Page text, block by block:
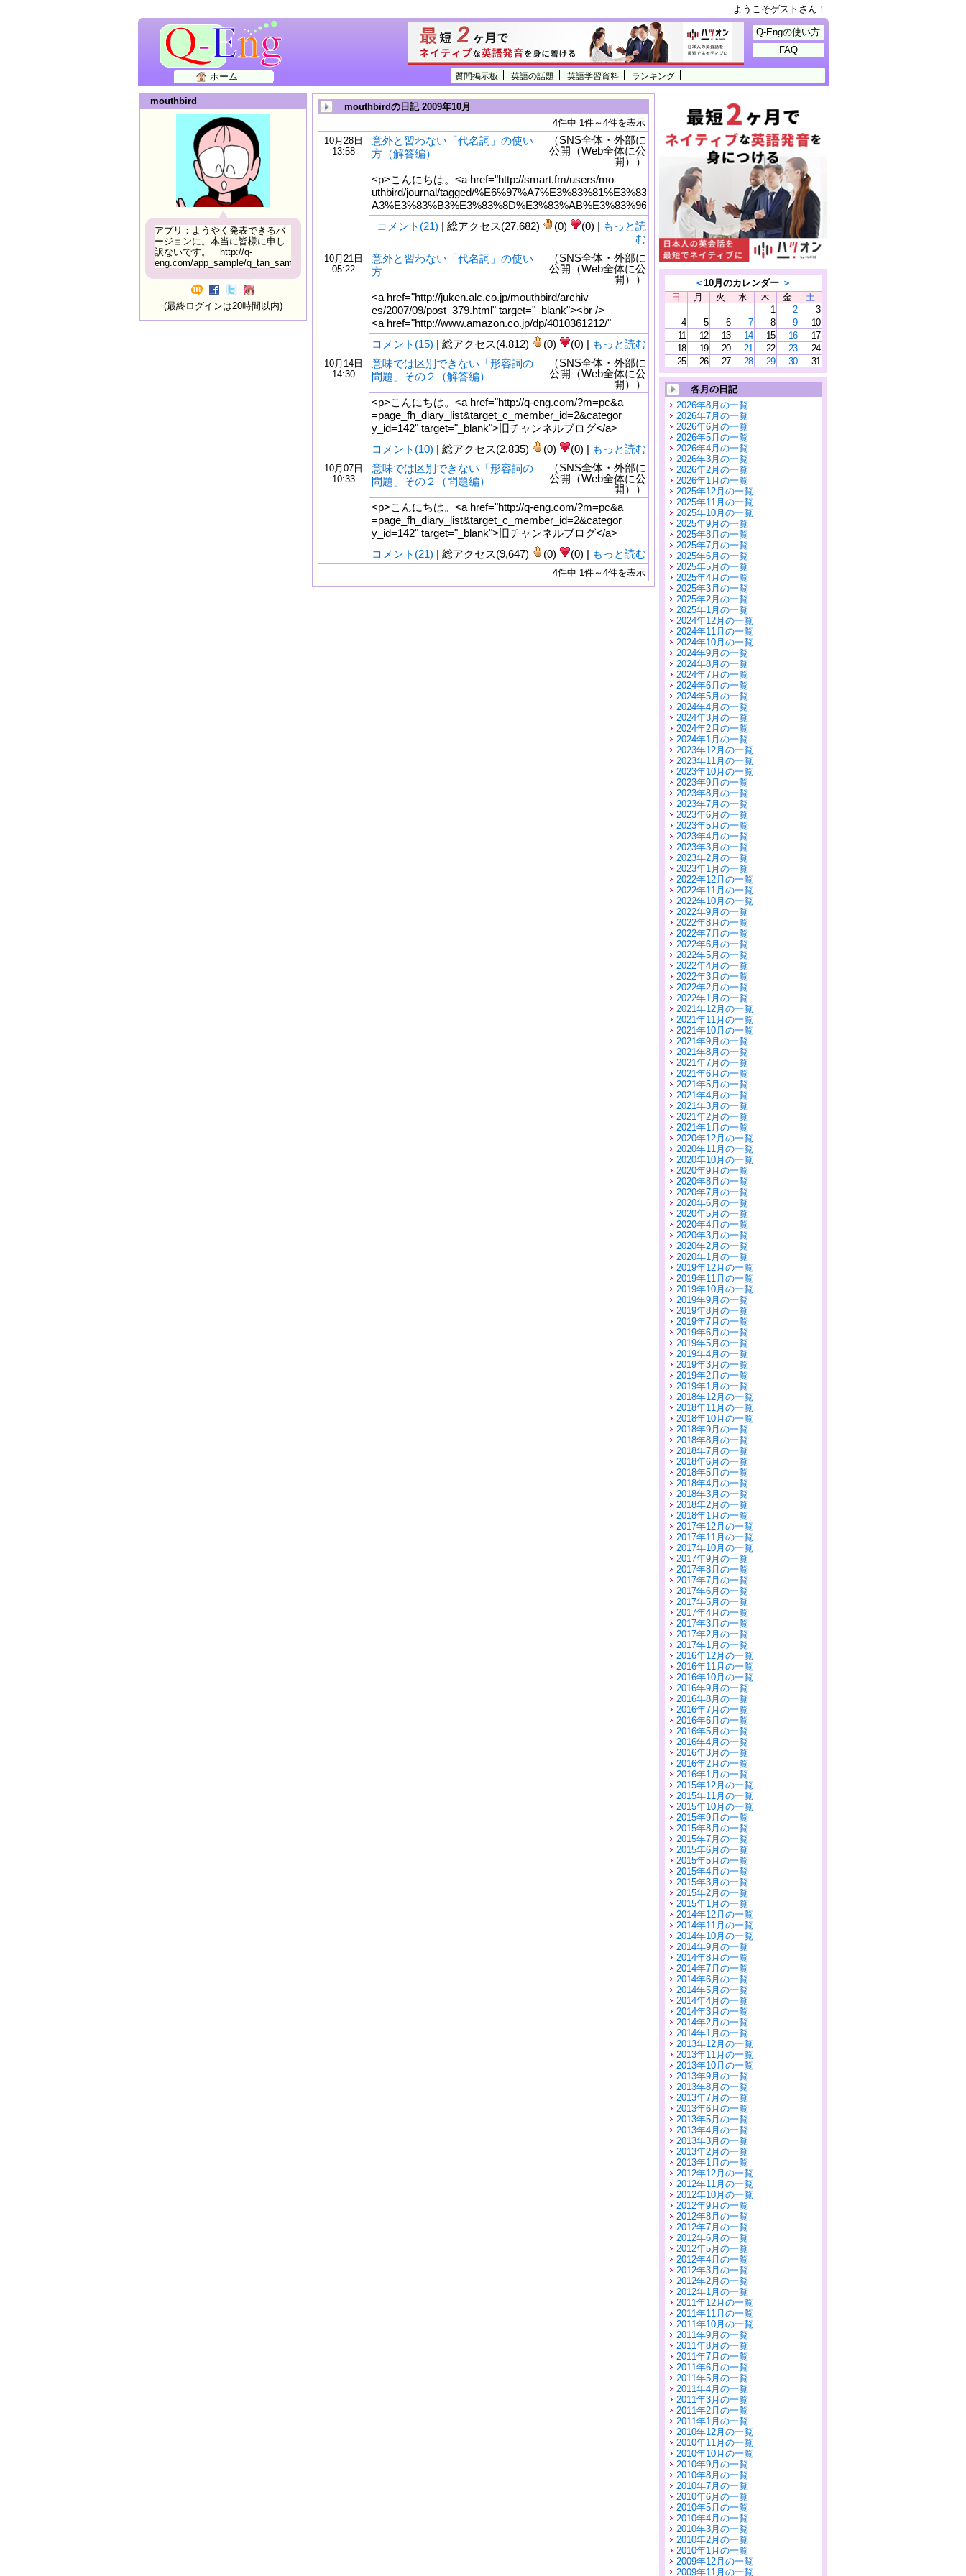
ようこそゲストさん！
質問掲示板 英語の話題 英語学習資料 ランキング
ホーム
Q-Engの使い方
FAQ
mouthbird
アプリ：ようやく発表できるバ
ージョンに。本当に皆様に申し
訳ないです。 http://q-
eng.com/app_sample/q_tan_sample06.html
(最終ログインは20時間以内)
mouthbirdの日記 2009年10月
4件中 1件～4件を表示
10月28日
13:58
意外と習わない「代名詞」の使い
方（解答編）
（SNS全体・外部に
公開（Web全体に公
開））
<p>こんにちは。<a href="http://smart.fm/users/mo
uthbird/journal/tagged/%E6%97%A7%E3%83%81%E3%83%
A3%E3%83%B3%E3%83%8D%E3%83%AB%E3%83%96%E3%83%AD%
コメント(21) | 総アクセス(27,682) (0) (0) | もっと読
む
10月21日
05:22
意外と習わない「代名詞」の使い
方
（SNS全体・外部に
公開（Web全体に公
開））
<a href="http://juken.alc.co.jp/mouthbird/archiv
es/2007/09/post_379.html" target="_blank"><br />
<a href="http://www.amazon.co.jp/dp/4010361212/"
コメント(15) | 総アクセス(4,812) (0) (0) | もっと読む
10月14日
14:30
意味では区別できない「形容詞の
問題」その２（解答編）
（SNS全体・外部に
公開（Web全体に公
開））
<p>こんにちは。<a href="http://q-eng.com/?m=pc&a
=page_fh_diary_list&target_c_member_id=2&categor
y_id=142" target="_blank">旧チャンネルブログ</a>
コメント(10) | 総アクセス(2,835) (0) (0) | もっと読む
10月07日
10:33
意味では区別できない「形容詞の
問題」その２（問題編）
（SNS全体・外部に
公開（Web全体に公
開））
<p>こんにちは。<a href="http://q-eng.com/?m=pc&a
=page_fh_diary_list&target_c_member_id=2&categor
y_id=142" target="_blank">旧チャンネルブログ</a>
コメント(21) | 総アクセス(9,647) (0) (0) | もっと読む
4件中 1件～4件を表示
＜10月のカレンダー ＞
日
月 火 水 木 金
土
1
2
3
4
5 6 7 8 9
10
11
12 13 14 15 16
17
18
19 20 21 22 23
24
25
26 27 28 29 30 31
各月の日記
2026年8月の一覧
2026年7月の一覧
2026年6月の一覧
2026年5月の一覧
2026年4月の一覧
2026年3月の一覧
2026年2月の一覧
2026年1月の一覧
2025年12月の一覧
2025年11月の一覧
2025年10月の一覧
2025年9月の一覧
2025年8月の一覧
2025年7月の一覧
2025年6月の一覧
2025年5月の一覧
2025年4月の一覧
2025年3月の一覧
2025年2月の一覧
2025年1月の一覧
2024年12月の一覧
2024年11月の一覧
2024年10月の一覧
2024年9月の一覧
2024年8月の一覧
2024年7月の一覧
2024年6月の一覧
2024年5月の一覧
2024年4月の一覧
2024年3月の一覧
2024年2月の一覧
2024年1月の一覧
2023年12月の一覧
2023年11月の一覧
2023年10月の一覧
2023年9月の一覧
2023年8月の一覧
2023年7月の一覧
2023年6月の一覧
2023年5月の一覧
2023年4月の一覧
2023年3月の一覧
2023年2月の一覧
2023年1月の一覧
2022年12月の一覧
2022年11月の一覧
2022年10月の一覧
2022年9月の一覧
2022年8月の一覧
2022年7月の一覧
2022年6月の一覧
2022年5月の一覧
2022年4月の一覧
2022年3月の一覧
2022年2月の一覧
2022年1月の一覧
2021年12月の一覧
2021年11月の一覧
2021年10月の一覧
2021年9月の一覧
2021年8月の一覧
2021年7月の一覧
2021年6月の一覧
2021年5月の一覧
2021年4月の一覧
2021年3月の一覧
2021年2月の一覧
2021年1月の一覧
2020年12月の一覧
2020年11月の一覧
2020年10月の一覧
2020年9月の一覧
2020年8月の一覧
2020年7月の一覧
2020年6月の一覧
2020年5月の一覧
2020年4月の一覧
2020年3月の一覧
2020年2月の一覧
2020年1月の一覧
2019年12月の一覧
2019年11月の一覧
2019年10月の一覧
2019年9月の一覧
2019年8月の一覧
2019年7月の一覧
2019年6月の一覧
2019年5月の一覧
2019年4月の一覧
2019年3月の一覧
2019年2月の一覧
2019年1月の一覧
2018年12月の一覧
2018年11月の一覧
2018年10月の一覧
2018年9月の一覧
2018年8月の一覧
2018年7月の一覧
2018年6月の一覧
2018年5月の一覧
2018年4月の一覧
2018年3月の一覧
2018年2月の一覧
2018年1月の一覧
2017年12月の一覧
2017年11月の一覧
2017年10月の一覧
2017年9月の一覧
2017年8月の一覧
2017年7月の一覧
2017年6月の一覧
2017年5月の一覧
2017年4月の一覧
2017年3月の一覧
2017年2月の一覧
2017年1月の一覧
2016年12月の一覧
2016年11月の一覧
2016年10月の一覧
2016年9月の一覧
2016年8月の一覧
2016年7月の一覧
2016年6月の一覧
2016年5月の一覧
2016年4月の一覧
2016年3月の一覧
2016年2月の一覧
2016年1月の一覧
2015年12月の一覧
2015年11月の一覧
2015年10月の一覧
2015年9月の一覧
2015年8月の一覧
2015年7月の一覧
2015年6月の一覧
2015年5月の一覧
2015年4月の一覧
2015年3月の一覧
2015年2月の一覧
2015年1月の一覧
2014年12月の一覧
2014年11月の一覧
2014年10月の一覧
2014年9月の一覧
2014年8月の一覧
2014年7月の一覧
2014年6月の一覧
2014年5月の一覧
2014年4月の一覧
2014年3月の一覧
2014年2月の一覧
2014年1月の一覧
2013年12月の一覧
2013年11月の一覧
2013年10月の一覧
2013年9月の一覧
2013年8月の一覧
2013年7月の一覧
2013年6月の一覧
2013年5月の一覧
2013年4月の一覧
2013年3月の一覧
2013年2月の一覧
2013年1月の一覧
2012年12月の一覧
2012年11月の一覧
2012年10月の一覧
2012年9月の一覧
2012年8月の一覧
2012年7月の一覧
2012年6月の一覧
2012年5月の一覧
2012年4月の一覧
2012年3月の一覧
2012年2月の一覧
2012年1月の一覧
2011年12月の一覧
2011年11月の一覧
2011年10月の一覧
2011年9月の一覧
2011年8月の一覧
2011年7月の一覧
2011年6月の一覧
2011年5月の一覧
2011年4月の一覧
2011年3月の一覧
2011年2月の一覧
2011年1月の一覧
2010年12月の一覧
2010年11月の一覧
2010年10月の一覧
2010年9月の一覧
2010年8月の一覧
2010年7月の一覧
2010年6月の一覧
2010年5月の一覧
2010年4月の一覧
2010年3月の一覧
2010年2月の一覧
2010年1月の一覧
2009年12月の一覧
2009年11月の一覧